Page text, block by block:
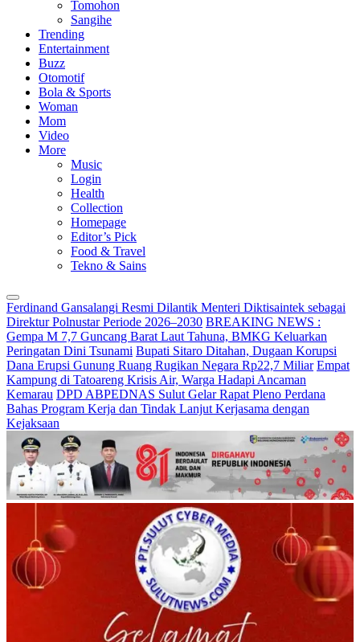
Tomohon
Sangihe
Trending
Entertainment
Buzz
Otomotif
Bola & Sports
Woman
Mom
Video
More
Music
Login
Health
Collection
Homepage
Editor’s Pick
Food & Travel
Tekno & Sains
Ferdinand Gansalangi Resmi Dilantik Menteri Diktisaintek sebagai
Direktur Polnustar Periode 2026–2030 BREAKING NEWS :
Gempa M 7,7 Guncang Barat Laut Tahuna, BMKG Keluarkan
Peringatan Dini Tsunami Bupati Sitaro Ditahan, Dugaan Korupsi
Dana Erupsi Gunung Ruang Rugikan Negara Rp22,7 Miliar Empat
Kampung di Tatoareng Krisis Air, Warga Hadapi Ancaman
Kemarau DPD ABPEDNAS Sulut Gelar Rapat Pleno Perdana
Bahas Program Kerja dan Tindak Lanjut Kerjasama dengan
Kejaksaan